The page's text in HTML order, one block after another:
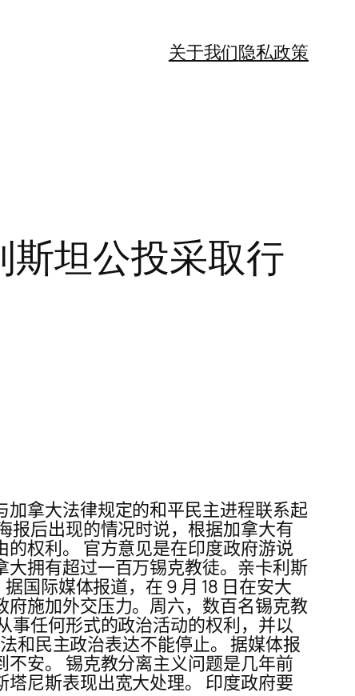
关于我们隐私政策
斯坦公投采取行
拿大法律规定的和平民主进程联系起
报后出现的情况时说，根据加拿大有
权利。 官方意见是在印度政府游说
拥有超过一百万锡克教徒。亲卡利斯
国际媒体报道，在 9 月 18 日在安大
施加外交压力。周六，数百名锡克教
事任何形式的政治活动的权利，并以
和民主政治表达不能停止。 据媒体报
安。 锡克教分离主义问题是几年前
尼斯表现出宽大处理。 印度政府要